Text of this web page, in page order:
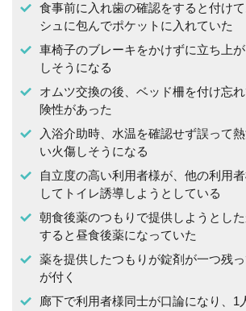
食事前に入れ歯の確認をすると付け
シュに包んでポケットに入れていた
車椅子のブレーキをかけずに立ち上
しそうになる
オムツ交換の後、ベッド柵を付け忘
険性があった
入浴介助時、水温を確認せず誤って
い火傷しそうになる
自立度の高い利用者様が、他の利用
してトイレ誘導しようとしている
朝食後薬のつもりで提供しようとし
すると昼食後薬になっていた
薬を提供したつもりが錠剤が一つ残
が付く
廊下で利用者様同士が口論になり、1